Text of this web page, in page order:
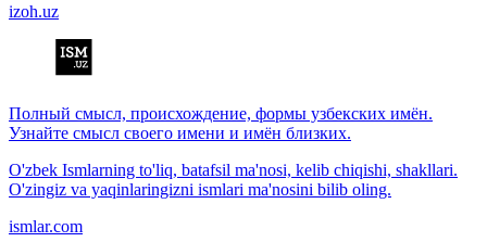
izoh.uz
Полный смысл, происхождение, формы узбекских имён.
Узнайте смысл своего имени и имён близких.
O'zbek Ismlarning to'liq, batafsil ma'nosi, kelib chiqishi, shakllari.
O'zingiz va yaqinlaringizni ismlari ma'nosini bilib oling.
ismlar.com